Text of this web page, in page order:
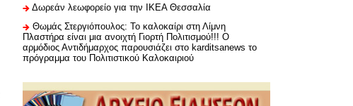
Δωρεάν λεωφορείο για την ΙΚΕΑ Θεσσαλία
Θωμάς Στεργιόπουλος: Το καλοκαίρι στη Λίμνη
Πλαστήρα είναι μια ανοιχτή Γιορτή Πολιτισμού!!! Ο
αρμόδιος Αντιδήμαρχος παρουσιάζει στο karditsanews το
πρόγραμμα του Πολιτιστικού Καλοκαιριού